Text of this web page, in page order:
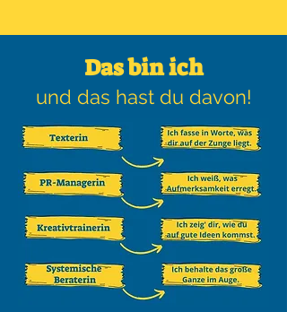
Das binich
und das hast du davon!